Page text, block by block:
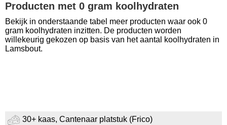
Producten met 0 gram koolhydraten
Bekijk in onderstaande tabel meer producten waar ook 0
gram koolhydraten inzitten. De producten worden
willekeurig gekozen op basis van het aantal koolhydraten in
Lamsbout.
30+ kaas, Cantenaar platstuk (Frico)